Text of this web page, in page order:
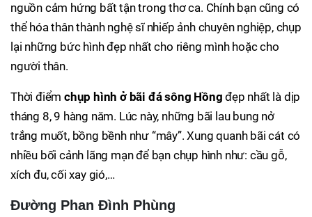
nguồn cảm hứng bất tận trong thơ ca. Chính bạn cũng có
thể hóa thân thành nghệ sĩ nhiếp ảnh chuyên nghiệp, chụp
lại những bức hình đẹp nhất cho riêng mình hoặc cho
người thân.
Thời điểm chụp hình ở bãi đá sông Hồng đẹp nhất là dịp
tháng 8, 9 hàng năm. Lúc này, những bãi lau bung nở
trắng muốt, bồng bềnh như “mây”. Xung quanh bãi cát có
nhiều bối cảnh lãng mạn để bạn chụp hình như: cầu gỗ,
xích đu, cối xay gió,…
Đường Phan Đình Phùng